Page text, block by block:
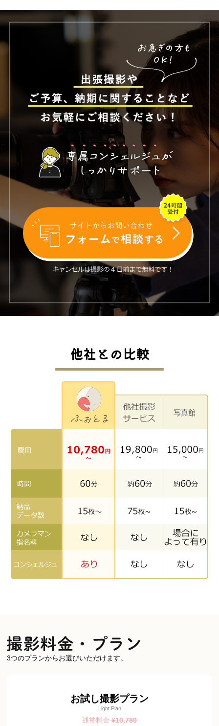
他社との比較
3つのプランからお選びいただけます。
お試し撮影プラン
Light Plan
通常料金 ¥10,780